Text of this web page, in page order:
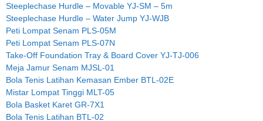
Steeplechase Hurdle – Movable YJ-SM – 5m
Steeplechase Hurdle – Water Jump YJ-WJB
Peti Lompat Senam PLS-05M
Peti Lompat Senam PLS-07N
Take-Off Foundation Tray & Board Cover YJ-TJ-006
Meja Jamur Senam MJSL-01
Bola Tenis Latihan Kemasan Ember BTL-02E
Mistar Lompat Tinggi MLT-05
Bola Basket Karet GR-7X1
Bola Tenis Latihan BTL-02